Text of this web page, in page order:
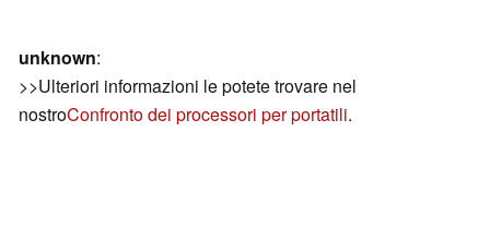
unknown:
>>Ulteriori informazioni le potete trovare nel
nostroConfronto dei processori per portatili.